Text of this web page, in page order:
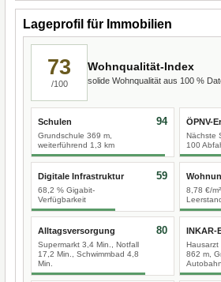
Lageprofil für Immobilien
73
/100
Wohnqualität-Index
solide Wohnqualität aus 100 %
Schulen
Grundschule 369 m,
weiterführend 1,3 km
94 ÖPNV-
Nächste
100
Digitale Infrastruktur
68,2 % Gigabit-
Verfügbarkeit
59
8,78 €/
Alltagsversorgung
Supermarkt 3,4 Min., Notfall
17,2 Min., Schwimmbad 4,8
Min.
80 INKAR-
Hausarzt
862 m,